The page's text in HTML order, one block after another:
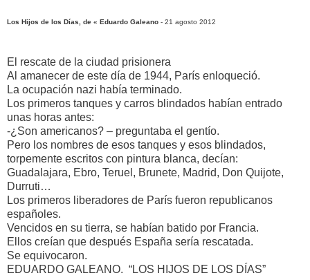
Los Hijos de los Días, de « Eduardo Galeano - 21 agosto 2012
El rescate de la ciudad prisionera
Al amanecer de este día de 1944, París enloqueció.
La ocupación nazi había terminado.
Los primeros tanques y carros blindados habían entrado
unas horas antes:
-¿Son americanos? – preguntaba el gentío.
Pero los nombres de esos tanques y esos blindados,
torpemente escritos con pintura blanca, decían:
Guadalajara, Ebro, Teruel, Brunete, Madrid, Don Quijote,
Durruti…
Los primeros liberadores de París fueron republicanos
españoles.
Vencidos en su tierra, se habían batido por Francia.
Ellos creían que después España sería rescatada.
Se equivocaron.
EDUARDO GALEANO. “LOS HIJOS DE LOS DÍAS”